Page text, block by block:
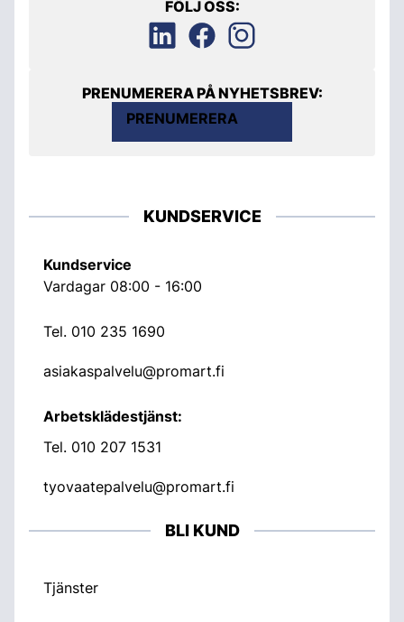
FÖLJ OSS:
PRENUMERERA PÅ NYHETSBREV:
PRENUMERERA
KUNDSERVICE
Kundservice
Vardagar 08:00 - 16:00
Tel. 010 235 1690
asiakaspalvelu@promart.fi
Arbetsklädestjänst:
Tel. 010 207 1531
tyovaatepalvelu@promart.fi
BLI KUND
Tjänster